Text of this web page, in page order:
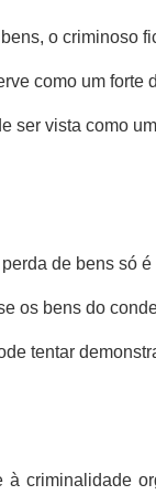
o criminoso
como um
ser vista como
perda de bens só
os bens do
tentar
à criminalidade